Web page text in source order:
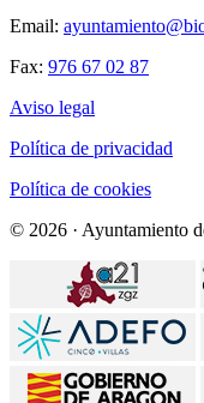
Email:
Fax: 976 67 02 87
Aviso legal
Política de privacidad
Política de cookies
© 2026 · Ayuntamiento